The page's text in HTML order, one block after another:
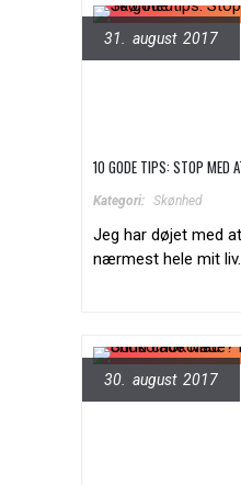
31. august 2017
10 GODE TIPS: STOP MED
Kategori: Skønhed
Jeg har døjet med
nærmest hele mit liv.
30. august 2017